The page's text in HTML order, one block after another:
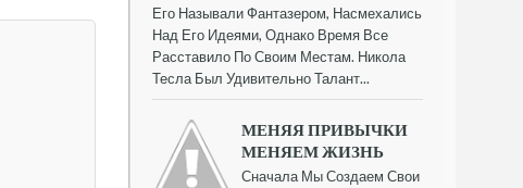
Его Называли Фантазером, Насмехались
Над Его Идеями, Однако Время Все
Расставило По Своим Местам. Никола
Тесла Был Удивительно Талант...
МЕНЯЯ ПРИВЫЧКИ
МЕНЯЕМ ЖИЗНЬ
Сначала Мы Создаем Свои